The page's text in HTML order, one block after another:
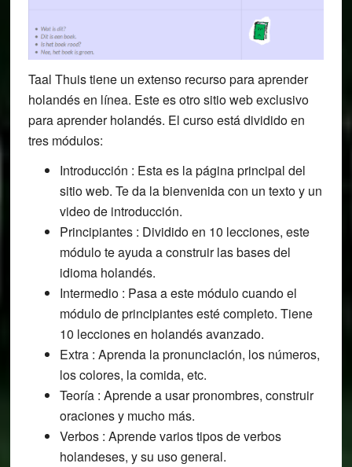
Taal Thuis tiene un extenso recurso para aprender
holandés en línea. Este es otro sitio web exclusivo
para aprender holandés. El curso está dividido en
tres módulos:
Introducción : Esta es la página principal del
sitio web. Te da la bienvenida con un texto y un
video de introducción.
Principiantes : Dividido en 10 lecciones, este
módulo te ayuda a construir las bases del
idioma holandés.
Intermedio : Pasa a este módulo cuando el
módulo de principiantes esté completo. Tiene
10 lecciones en holandés avanzado.
Extra : Aprenda la pronunciación, los números,
los colores, la comida, etc.
Teoría : Aprende a usar pronombres, construir
oraciones y mucho más.
Verbos : Aprende varios tipos de verbos
holandeses, y su uso general.